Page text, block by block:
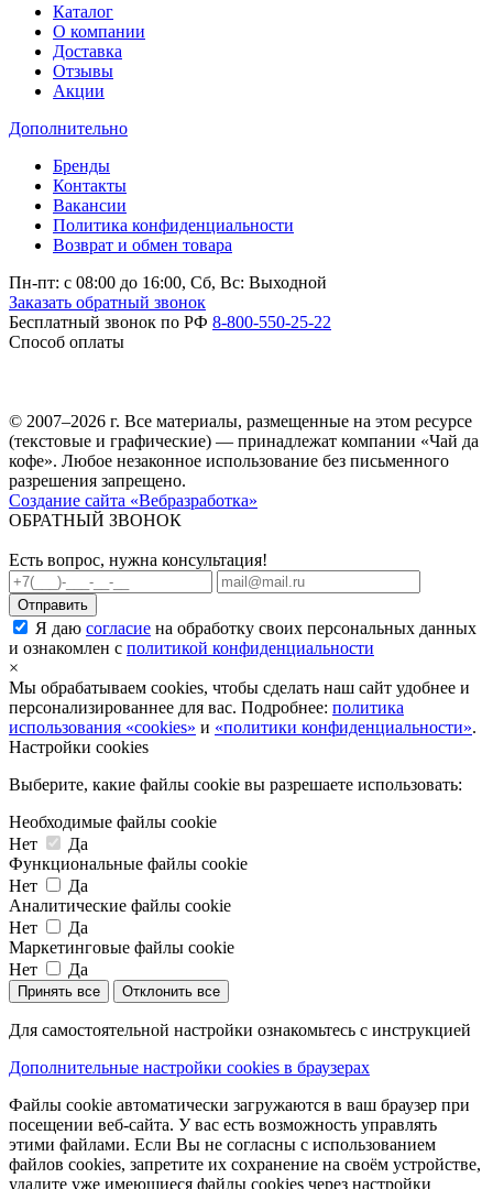
Каталог
О компании
Доставка
Отзывы
Акции
Дополнительно
Бренды
Контакты
Вакансии
Политика конфиденциальности
Возврат и обмен товара
Пн-пт: c 08:00 до 16:00, Сб, Вс: Выходной
Заказать обратный звонок
Бесплатный звонок по РФ 8-800-550-25-22
Способ оплаты
© 2007–2026 г. Все материалы, размещенные на этом ресурсе
(текстовые и графические) — принадлежат компании «Чай да
кофе». Любое незаконное использование без письменного
разрешения запрещено.
Создание сайта «Вебразработка»
ОБРАТНЫЙ ЗВОНОК
Есть вопрос, нужна консультация!
Я даю согласие на обработку своих персональных данных
и ознакомлен с политикой конфиденциальности
×
Мы обрабатываем cookies, чтобы сделать наш сайт удобнее и
персонализированнее для вас. Подробнее: политика
использования «cookies» и «политики конфиденциальности».
Настройки cookies
Выберите, какие файлы cookie вы разрешаете использовать:
Необходимые файлы cookie
Нет
Да
Функциональные файлы cookie
Нет
Да
Аналитические файлы cookie
Нет
Да
Маркетинговые файлы cookie
Нет
Да
Принять все Отклонить все
Для самостоятельной настройки ознакомьтесь с инструкцией
Дополнительные настройки cookies в браузерах
Файлы cookie автоматически загружаются в ваш браузер при
посещении веб-сайта. У вас есть возможность управлять
этими файлами. Если Вы не согласны с использованием
файлов cookies, запретите их сохранение на своём устройстве,
удалите уже имеющиеся файлы cookies через настройки